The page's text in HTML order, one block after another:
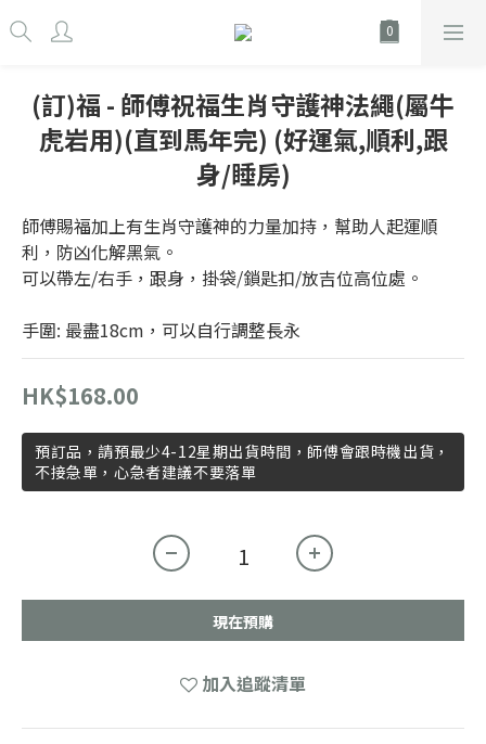
(訂)福 - 師傅祝福生肖守護神法繩(屬牛
虎岩用)(直到馬年完) (好運氣,順利,跟
身/睡房)
師傅賜福加上有生肖守護神的力量加持，幫助人起運順
利，防凶化解黑氣。
可以帶左/右手，跟身，掛袋/鎖匙扣/放吉位高位處。
手圍: 最盡18cm，可以自行調整長永
HK$168.00
預訂品，請預最少4-12星期出貨時間，師傅會跟時機出貨，
不接急單，心急者建議不要落單
現在預購
加入追蹤清單